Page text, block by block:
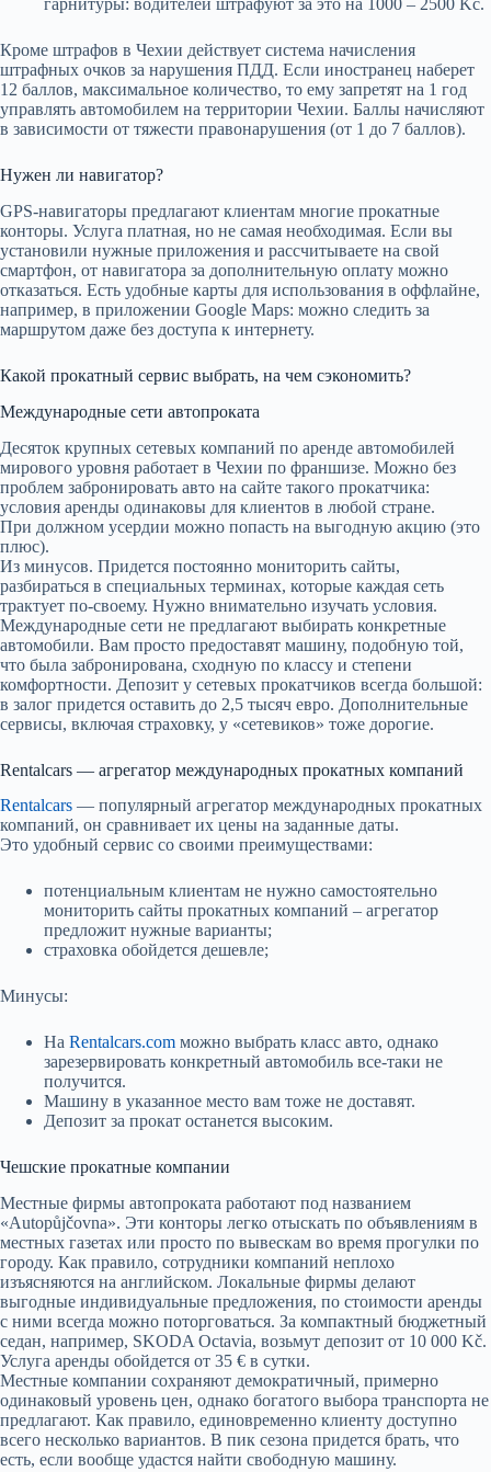
гарнитуры: водителей штрафуют за это на 1000 – 2500 Kč.
Кроме штрафов в Чехии действует система начисления
штрафных очков за нарушения ПДД. Если иностранец наберет
12 баллов, максимальное количество, то ему запретят на 1 год
управлять автомобилем на территории Чехии. Баллы начисляют
в зависимости от тяжести правонарушения (от 1 до 7 баллов).
Нужен ли навигатор?
GPS-навигаторы предлагают клиентам многие прокатные
конторы. Услуга платная, но не самая необходимая. Если вы
установили нужные приложения и рассчитываете на свой
смартфон, от навигатора за дополнительную оплату можно
отказаться. Есть удобные карты для использования в оффлайне,
например, в приложении Google Maps: можно следить за
маршрутом даже без доступа к интернету.
Какой прокатный сервис выбрать, на чем сэкономить?
Международные сети автопроката
Десяток крупных сетевых компаний по аренде автомобилей
мирового уровня работает в Чехии по франшизе. Можно без
проблем забронировать авто на сайте такого прокатчика:
условия аренды одинаковы для клиентов в любой стране.
При должном усердии можно попасть на выгодную акцию (это
плюс).
Из минусов. Придется постоянно мониторить сайты,
разбираться в специальных терминах, которые каждая сеть
трактует по-своему. Нужно внимательно изучать условия.
Международные сети не предлагают выбирать конкретные
автомобили. Вам просто предоставят машину, подобную той,
что была забронирована, сходную по классу и степени
комфортности. Депозит у сетевых прокатчиков всегда большой:
в залог придется оставить до 2,5 тысяч евро. Дополнительные
сервисы, включая страховку, у «сетевиков» тоже дорогие.
Rentalcars — агрегатор международных прокатных компаний
Rentalcars — популярный агрегатор международных прокатных
компаний, он сравнивает их цены на заданные даты.
Это удобный сервис со своими преимуществами:
потенциальным клиентам не нужно самостоятельно
мониторить сайты прокатных компаний – агрегатор
предложит нужные варианты;
страховка обойдется дешевле;
Минусы:
На Rentalcars.com можно выбрать класс авто, однако
зарезервировать конкретный автомобиль все-таки не
получится.
Машину в указанное место вам тоже не доставят.
Депозит за прокат останется высоким.
Чешские прокатные компании
Местные фирмы автопроката работают под названием
«Autopůjčovna». Эти конторы легко отыскать по объявлениям в
местных газетах или просто по вывескам во время прогулки по
городу. Как правило, сотрудники компаний неплохо
изъясняются на английском. Локальные фирмы делают
выгодные индивидуальные предложения, по стоимости аренды
с ними всегда можно поторговаться. За компактный бюджетный
седан, например, SKODA Octavia, возьмут депозит от 10 000 Kč.
Услуга аренды обойдется от 35 € в сутки.
Местные компании сохраняют демократичный, примерно
одинаковый уровень цен, однако богатого выбора транспорта не
предлагают. Как правило, единовременно клиенту доступно
всего несколько вариантов. В пик сезона придется брать, что
есть, если вообще удастся найти свободную машину.